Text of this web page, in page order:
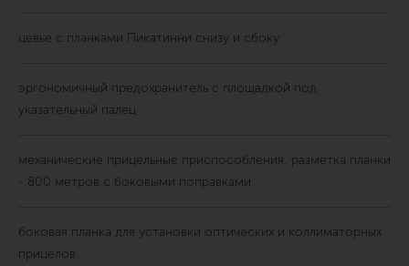
цевье с планками Пикатинни снизу и сбоку
эргономичный предохранитель с площадкой под
указательный палец
механические прицельные приспособления, разметка планки
- 800 метров с боковыми поправками
боковая планка для установки оптических и коллиматорных
прицелов